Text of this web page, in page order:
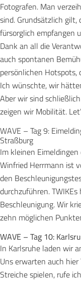
Fotografen. Man
sind. Grundsätzlich
fürsorglich empfangen
Dank an all die
auch spontanen
persönlichen Hotspots,
Ich wünschte, wir
Aber wir sind
zeigen wir Mobilität.
WAVE – Tag 9:
Straßburg
Im kleinen
Winfried Herrmann ist
den
durchzuführen.
Beschleunigung. Wir
zehn möglichen
WAVE – Tag 10:
In Karlsruhe laden wir
Uns erwarten auch hier
Streiche spielen, rufe